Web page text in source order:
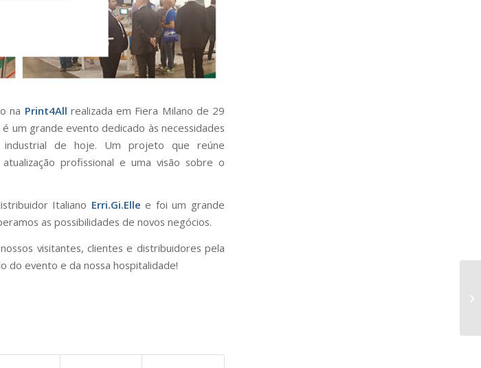
na Print4All realizada em Fiera Milano de 29
um grande evento dedicado às necessidades
de hoje. Um projeto que reúne
profissional e uma visão sobre o
Italiano Erri.Gi.Elle e foi um grande
as possibilidades de novos negócios.
visitantes, clientes e distribuidores pela
do evento e da nossa hospitalidade!